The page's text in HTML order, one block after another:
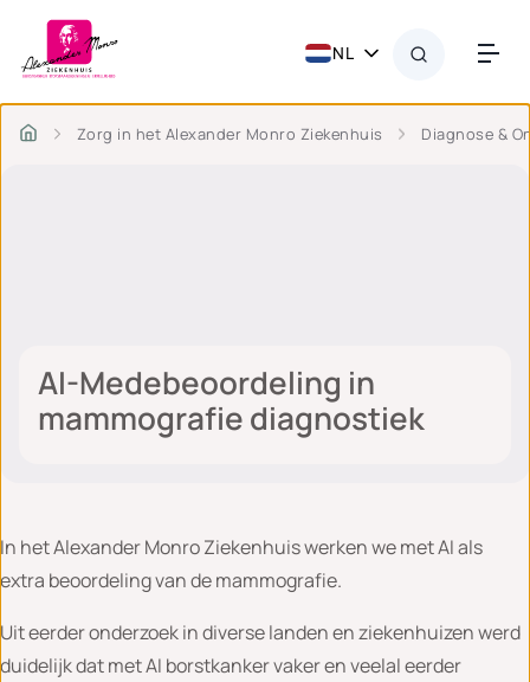
NL
Zorg in het Alexander Monro Ziekenhuis Diagnose &
AI-Medebeoordeling in
mammografie diagnostiek
In het Alexander Monro Ziekenhuis werken we met AI als
extra beoordeling van de mammografie.
Uit eerder onderzoek in diverse landen en ziekenhuizen werd
duidelijk dat met AI borstkanker vaker en veelal eerder